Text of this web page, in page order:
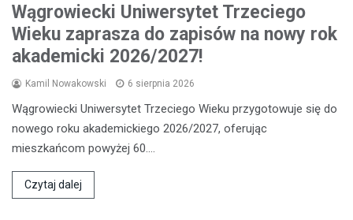
Wągrowiecki Uniwersytet Trzeciego
Wieku zaprasza do zapisów na nowy rok
akademicki 2026/2027!
Kamil Nowakowski 6 sierpnia 2026
Wągrowiecki Uniwersytet Trzeciego Wieku przygotowuje się do
nowego roku akademickiego 2026/2027, oferując
mieszkańcom powyżej 60.…
Czytaj dalej